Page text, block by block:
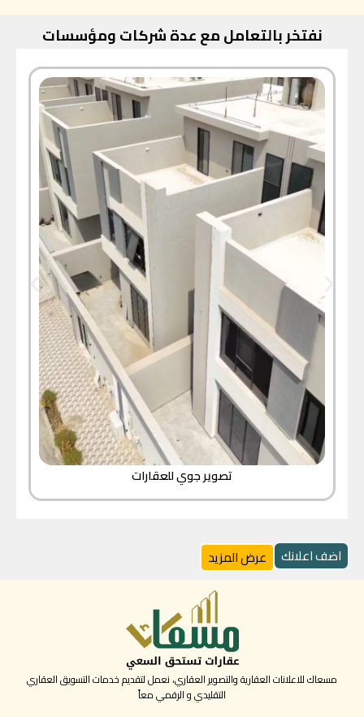
نفتخر بالتعامل مع عدة شركات ومؤسسات
تصوير جوي للعقارات
اضف اعلانك عرض المزيد
مسعاك للاعلانات العقارية والتصوير العقاري، نعمل لتقديم خدمات التسويق العقاري
التقليدي و الرقمي معاً